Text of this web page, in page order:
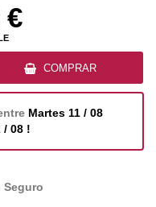
€
COMPRAR
Martes 11 / 08
/ 08 !
Seguro